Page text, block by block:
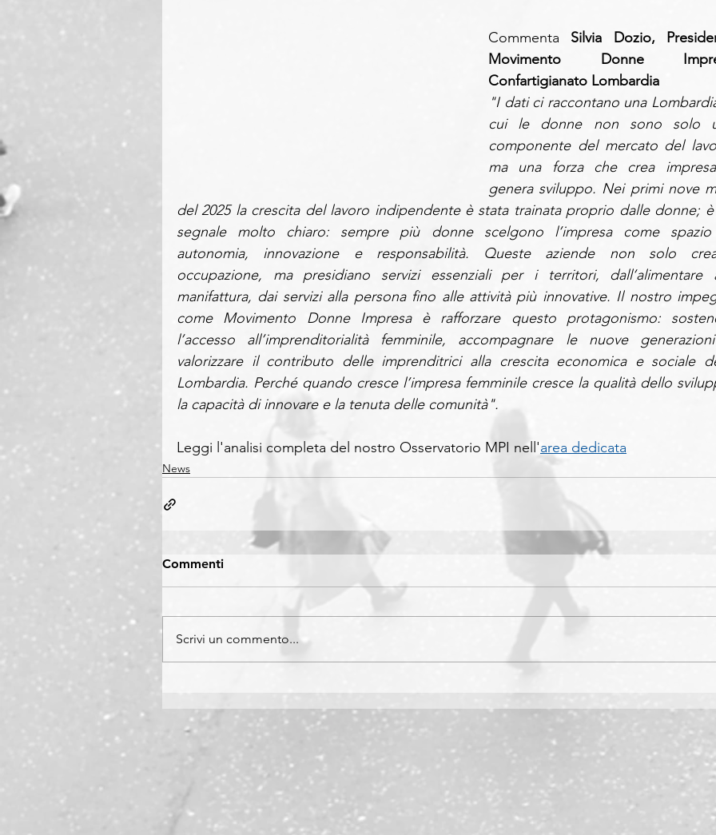
Commenta Silvia Dozio,
Movimento Donne
Confartigianato Lombardia
"I dati ci raccontano una
cui le donne non sono solo
componente del mercato del
ma una forza che crea
genera sviluppo. Nei primi nove
del 2025 la crescita del lavoro indipendente è stata trainata proprio dalle donne;
segnale molto chiaro: sempre più donne scelgono l’impresa come
autonomia, innovazione e responsabilità. Queste aziende non solo
occupazione, ma presidiano servizi essenziali per i territori, dall’alimentare
manifattura, dai servizi alla persona fino alle attività più innovative. Il nostro
come Movimento Donne Impresa è rafforzare questo protagonismo:
l’accesso all’imprenditorialità femminile, accompagnare le nuove
valorizzare il contributo delle imprenditrici alla crescita economica e sociale
Lombardia. Perché quando cresce l’impresa femminile cresce la qualità dello
la capacità di innovare e la tenuta delle comunità".
Leggi l'analisi completa del nostro Osservatorio MPI nell'area dedicata
News
Commenti
Scrivi un commento...